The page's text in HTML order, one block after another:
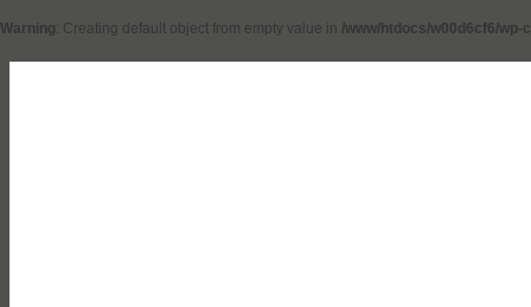
Warning: Creating default object from empty value in /www/htdocs/w00d6cf6/